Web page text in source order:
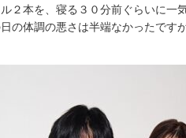
本を、寝る３０分前ぐらいに一
の体調の悪さは半端なかったです